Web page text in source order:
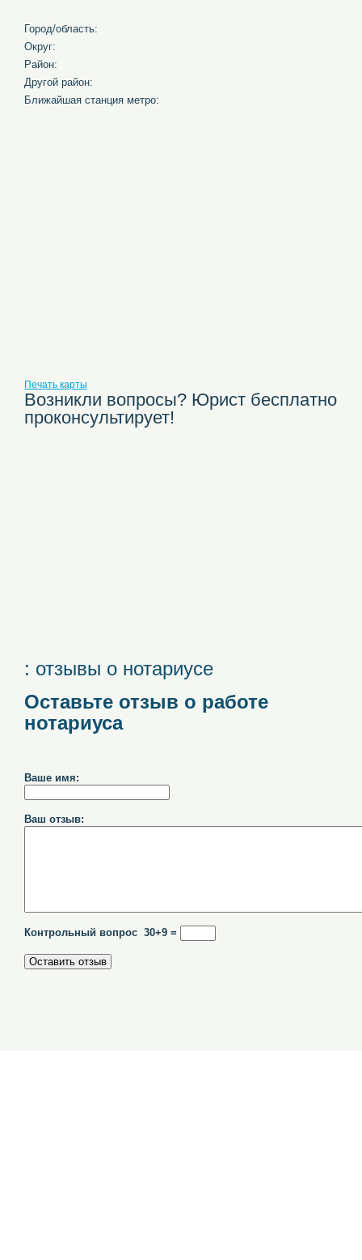
Город/область:
Округ:
Район:
Другой район:
Ближайшая станция метро:
Печать карты
Возникли вопросы? Юрист бесплатно
проконсультирует!
: отзывы о нотариусе
Оставьте отзыв о работе
нотариуса
Ваше имя:
Ваш отзыв:
Контрольный вопрос 30+9 =